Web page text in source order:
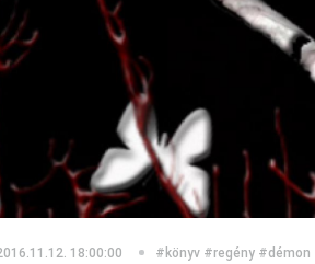
18:00:00 #könyv #regény #démon